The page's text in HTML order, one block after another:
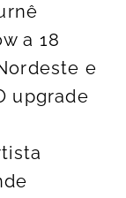
a 18
e
upgrade